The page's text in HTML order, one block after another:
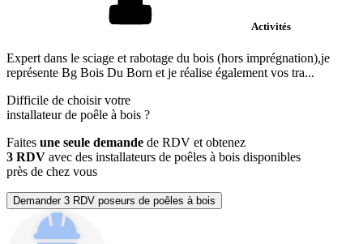
Activités
Expert dans le sciage et rabotage du bois (hors imprégnation),je
représente Bg Bois Du Born et je réalise également vos tra...
Difficile de choisir votre
installateur de poêle à bois ?
Faites une seule demande de RDV et obtenez
3 RDV avec des installateurs de poêles à bois disponibles
près de chez vous
Demander 3 RDV poseurs de poêles à bois